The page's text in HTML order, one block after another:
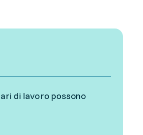
di lavoro possono